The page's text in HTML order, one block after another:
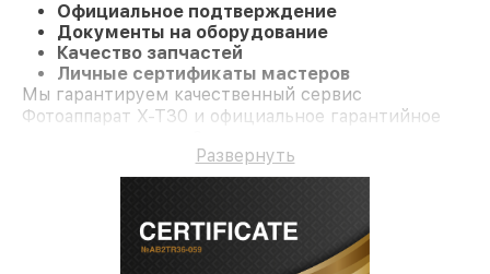
Официальное подтверждение
Документы на оборудование
Качество запчастей
Личные сертификаты мастеров
Мы гарантируем качественный сервис
Фотоаппарат X-T30 и официальное гарантийное
Развернуть